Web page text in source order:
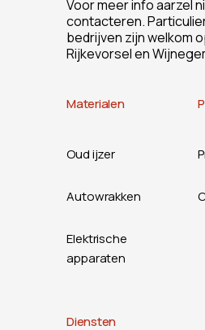
Voor meer info aarzel
contacteren.
bedrijven zijn welkom
Rijkevorsel en
Materialen
Oud ijzer
Autowrakken
Elektrische
apparaten
Diensten